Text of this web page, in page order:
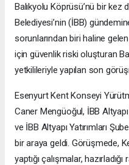
Balıkyolu Köprüsü’nü bir kez
Belediyesi’nin (İBB)
sorunlarından biri haline
için güvenlik riski oluşturan
yetkilileriyle yapılan son
Esenyurt Kent Konseyi
Caner Mengüoğul, İBB
ve İBB Altyapı Yatırımları
bir araya geldi. Görüşmede,
yaptığı çalışmalar,